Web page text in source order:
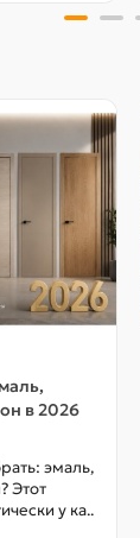
в 2026
эмаль,
Этот
у ка..